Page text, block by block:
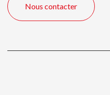
x
2,50
Nous contacter